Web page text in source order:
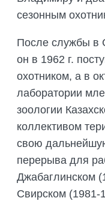
сезонным
После службы в
он в 1962 г.
охотником, а в
лаборатории
зоологии
коллективом
свою
перерыва для
Джабаглинском
Свирском (1981-